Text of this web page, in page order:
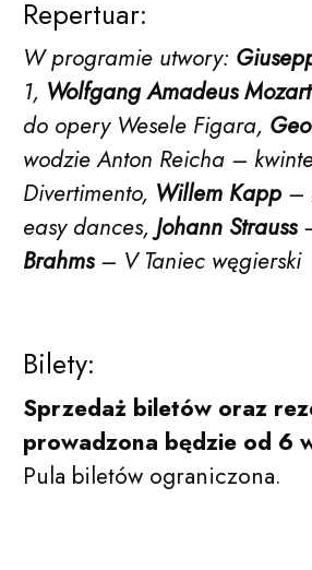
Repertuar:
W programie utwory:
1, Wolfgang Amadeus Mozart
do opery Wesele Figara,
wodzie Anton Reicha –
Divertimento, Willem Kapp –
easy dances,Johann Strauss
Brahms– V Taniec węgierski
Bilety:
Sprzedaż biletów oraz
prowadzona będzie od 6
Pula biletów ograniczona.